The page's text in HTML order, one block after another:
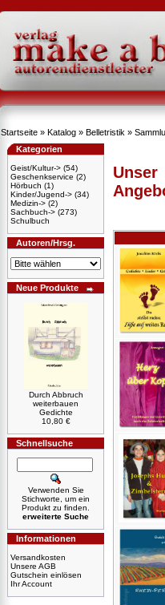
Startseite » Katalog » Belletristik »
Kategorien
Geist/Kultur-> (54)
Geschenkservice (2)
Hörbuch (1)
Kinder/Jugend-> (34)
Medizin-> (2)
Sachbuch-> (273)
Schulbuch
Autoren/Hrsg.
Neue Produkte
Durch Abbruch
weiterbauen
Gedichte
10,80 €
Schnellsuche
Verwenden Sie
Stichworte, um ein
Produkt zu finden.
erweiterte Suche
Informationen
Versandkosten
Unsere AGB
Gutschein einlösen
Ihr Account
Unser